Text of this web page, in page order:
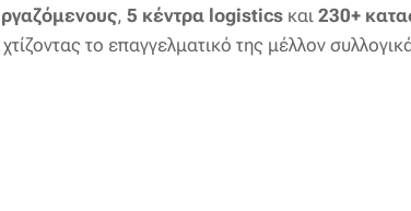
, 5 κέντρα logistics και 230+
το επαγγελματικό της μέλλον